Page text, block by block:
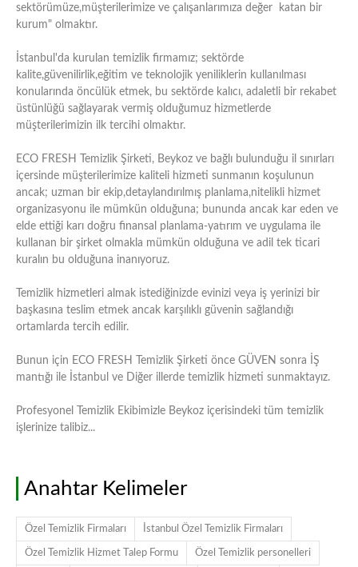
sektörümüze,müşterilerimize ve çalışanlarımıza değer katan bir
kurum" olmaktır.
İstanbul'da kurulan temizlik firmamız; sektörde
kalite,güvenilirlik,eğitim ve teknolojik yeniliklerin kullanılması
konularında öncülük etmek, bu sektörde kalıcı, adaletli bir rekabet
üstünlüğü sağlayarak vermiş olduğumuz hizmetlerde
müşterilerimizin ilk tercihi olmaktır.
ECO FRESH Temizlik Şirketi, Beykoz ve bağlı bulunduğu il sınırları
içersinde müşterilerimize kaliteli hizmeti sunmanın koşulunun
ancak; uzman bir ekip,detaylandırılmış planlama,nitelikli hizmet
organizasyonu ile mümkün olduğuna; bununda ancak kar eden ve
elde ettiği karı doğru finansal planlama-yatırım ve uygulama ile
kullanan bir şirket olmakla mümkün olduğuna ve adil tek ticari
kuralın bu olduğuna inanıyoruz.
Temizlik hizmetleri almak istediğinizde evinizi veya iş yerinizi bir
başkasına teslim etmek ancak karşılıklı güvenin sağlandığı
ortamlarda tercih edilir.
Bunun için ECO FRESH Temizlik Şirketi önce GÜVEN sonra İŞ
mantığı ile İstanbul ve Diğer illerde temizlik hizmeti sunmaktayız.
Profesyonel Temizlik Ekibimizle Beykoz içerisindeki tüm temizlik
işlerinize talibiz...
Anahtar Kelimeler
Özel Temizlik Firmaları İstanbul Özel Temizlik Firmaları
Özel Temizlik Hizmet Talep Formu Özel Temizlik personelleri